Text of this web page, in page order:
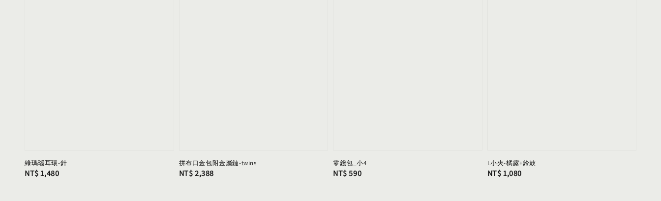
綠瑪瑙耳環-針
Regular
NT$ 1,480
拼布口金包附金屬鏈-twins
Regular
NT$ 2,388
零錢包_小4
Regular
NT$ 590
L小夾-橘露+鈴鼓
Regular
NT$ 1,080